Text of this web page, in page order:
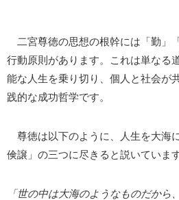
二宮尊徳の思想の根幹には「勤」
行動原則があります。これは単なる
能な人生を乗り切り、個人と社会が
践的な成功哲学です。
尊徳は以下のように、人生を大海
倹譲」の三つに尽きると説いています
「世の中は大海のようなものだから